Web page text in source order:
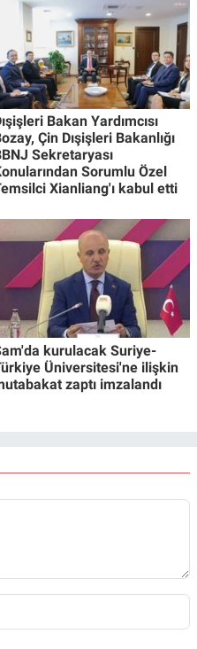
Bakan Yardımcısı
Çin Dışişleri Bakanlığı
Sekretaryası
Sorumlu Özel
Xianliang'ı kabul etti
kurulacak Suriye-
Üniversitesi'ne ilişkin
zaptı imzalandı